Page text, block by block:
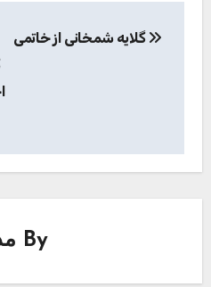
نوشته
گلایه شمخانی از خاتمی
By